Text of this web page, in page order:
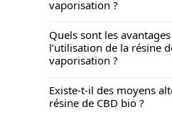
vaporisation ?
Quels sont les
l’utilisation de la résine
vaporisation ?
Existe-t-il des moyens
résine de CBD bio ?